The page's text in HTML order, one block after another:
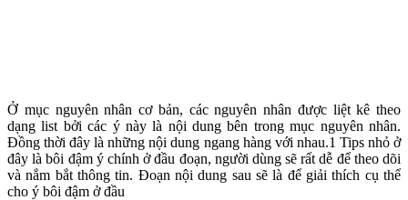
Ở mục nguyên nhân cơ bản, các nguyên nhân được liệt kê theo
dạng list bởi các ý này là nội dung bên trong mục nguyên nhân.
Đồng thời đây là những nội dung ngang hàng với nhau.1 Tips nhỏ ở
đây là bôi đậm ý chính ở đầu đoạn, người dùng sẽ rất dễ để theo dõi
và nắm bắt thông tin. Đoạn nội dung sau sẽ là để giải thích cụ thể
cho ý bôi đậm ở đầu